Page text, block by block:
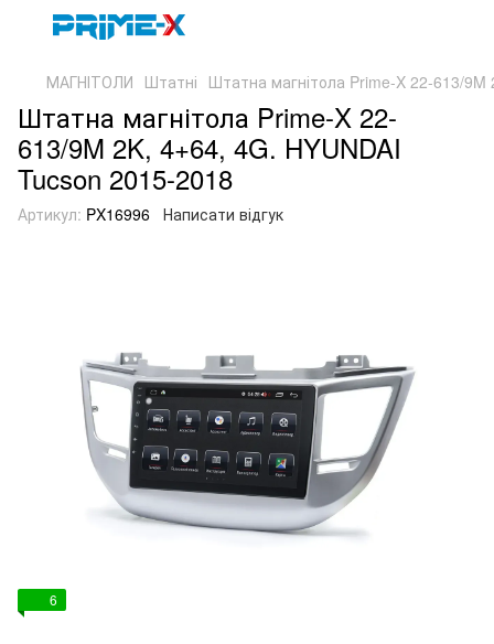
МАГНІТОЛИ Штатні Штатна магнітола Prime-X 22-613/
Штатна магнітола Prime-X 22-
613/9M 2K, 4+64, 4G. HYUNDAI
Tucson 2015-2018
Артикул: PX16996 Написати відгук
6